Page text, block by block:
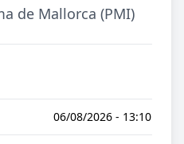
de Mallorca (PMI)
06/08/2026 - 13:10